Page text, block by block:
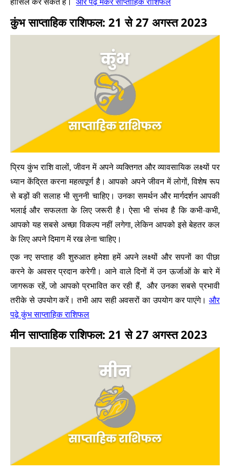
हासिल कर सकते हैं।
कुंभ साप्ताहिक राशिफल: 21 से 27 अगस्त 2023
प्रिय कुंभ राशि वालों, जीवन में अपने व्यक्तिगत और व्यावसायिक लक्ष्यों पर
ध्यान केंद्रित करना महत्वपूर्ण है। आपको अपने जीवन में लोगों, विशेष रूप
से बड़ों की सलाह भी सुननी चाहिए। उनका समर्थन और मार्गदर्शन आपकी
भलाई और सफलता के लिए जरूरी है। ऐसा भी संभव है कि कभी-कभी,
आपको यह सबसे अच्छा विकल्प नहीं लगेगा, लेकिन आपको इसे बेहतर कल
के लिए अपने दिमाग में रख लेना चाहिए।
एक नए सप्ताह की शुरुआत हमेशा हमें अपने लक्ष्यों और सपनों का पीछा
करने के अवसर प्रदान करेगी। आने वाले दिनों में उन ऊर्जाओं के बारे में
जागरूक रहें, जो आपको प्रभावित कर रही हैं, और उनका सबसे प्रभावी
तरीके से उपयोग करें। तभी आप सही अवसरों का उपयोग कर पाएंगे। और
पढ़े कुंभ साप्ताहिक राशिफल
मीन साप्ताहिक राशिफल: 21 से 27 अगस्त 2023